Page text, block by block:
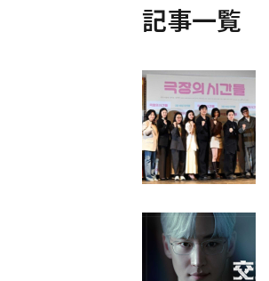
記事一覧